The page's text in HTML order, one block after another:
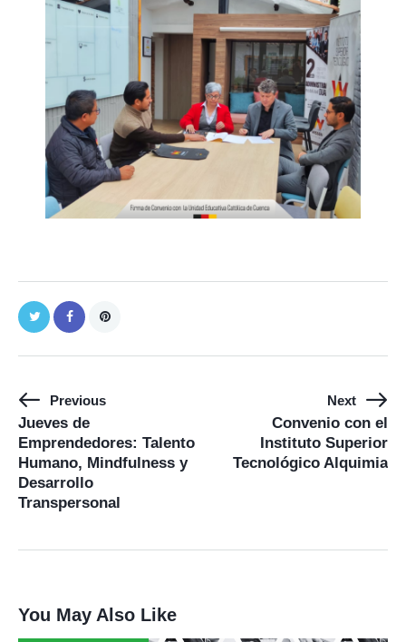
Previous
Jueves de
Emprendedores: Talento
Humano, Mindfulness y
Desarrollo
Transpersonal
Next
Convenio con el
Instituto Superior
Tecnológico Alquimia
You May Also Like